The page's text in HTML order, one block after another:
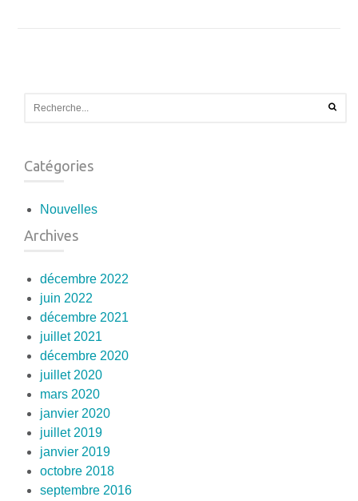
Catégories
Nouvelles
Archives
décembre 2022
juin 2022
décembre 2021
juillet 2021
décembre 2020
juillet 2020
mars 2020
janvier 2020
juillet 2019
janvier 2019
octobre 2018
septembre 2016